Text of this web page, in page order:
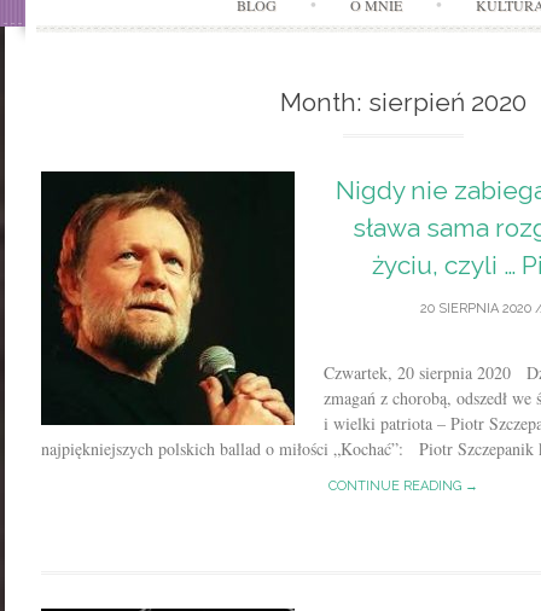
BLOG O MNIE
Month: sierpień 2020
Nigdy nie
sława sama
życiu, czyli …
20 SIERPNIA 2020
Czwartek, 20 sierpnia 2020
zmagań z chorobą, odszedł
i wielki patriota – Piotr
najpiękniejszych polskich ballad o miłości „Kochać”: Piotr Szczepanik
CONTINUE READING →